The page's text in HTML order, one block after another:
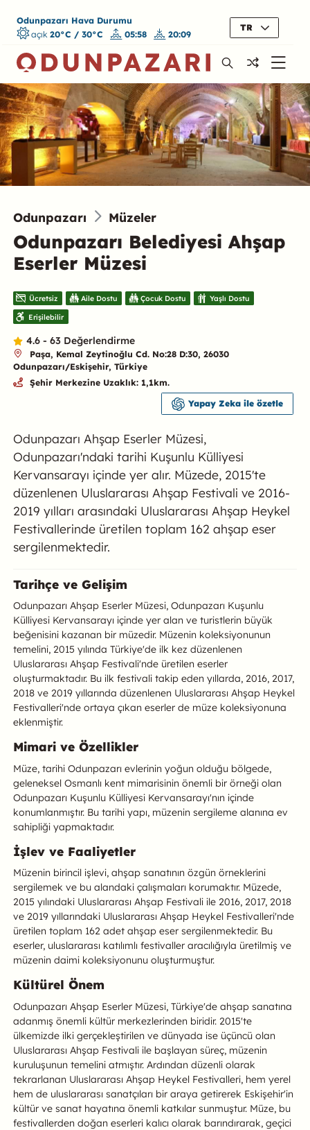
Odunpazarı Hava Durumu
açık 20°C / 30°C 05:58 20:09
TR
Odunpazarı Müzeler
Odunpazarı Belediyesi Ahşap
Eserler Müzesi
Odunpazarı Ahşap Eserler Müzesi,
Odunpazarı'ndaki tarihi Kuşunlu Külliyesi
Kervansarayı içinde yer alır. Müzede, 2015'te
düzenlenen Uluslararası Ahşap Festivali ve 2016-
2019 yılları arasındaki Uluslararası Ahşap Heykel
Festivallerinde üretilen toplam 162 ahşap eser
sergilenmektedir.
Ücretsiz Aile Dostu Çocuk Dostu
Yaşlı Dostu
Erişilebilir
4.6 - 63 Değerlendirme
Paşa, Kemal Zeytinoğlu Cd. No:28 D:30, 26030
Odunpazarı/Eskişehir, Türkiye
Şehir Merkezine Uzaklık: 1,1km.
Yapay Zeka ile özetle
Odunpazarı Belediyesi Ahşap
Tarihçe ve Gelişim
Odunpazarı Ahşap Eserler Müzesi, Odunpazarı Kuşunlu
Külliyesi Kervansarayı içinde yer alan ve turistlerin büyük
beğenisini kazanan bir müzedir. Müzenin koleksiyonunun
temelini, 2015 yılında Türkiye'de ilk kez düzenlenen
Uluslararası Ahşap Festivali'nde üretilen eserler
oluşturmaktadır. Bu ilk festivali takip eden yıllarda, 2016, 2017,
2018 ve 2019 yıllarında düzenlenen Uluslararası Ahşap Heykel
Festivalleri'nde ortaya çıkan eserler de müze koleksiyonuna
eklenmiştir.
Mimari ve Özellikler
Müze, tarihi Odunpazarı evlerinin yoğun olduğu bölgede,
geleneksel Osmanlı kent mimarisinin önemli bir örneği olan
Odunpazarı Kuşunlu Külliyesi Kervansarayı'nın içinde
konumlanmıştır. Bu tarihi yapı, müzenin sergileme alanına ev
sahipliği yapmaktadır.
İşlev ve Faaliyetler
Müzenin birincil işlevi, ahşap sanatının özgün örneklerini
sergilemek ve bu alandaki çalışmaları korumaktır. Müzede,
2015 yılındaki Uluslararası Ahşap Festivali ile 2016, 2017, 2018
ve 2019 yıllarındaki Uluslararası Ahşap Heykel Festivalleri'nde
üretilen toplam 162 adet ahşap eser sergilenmektedir. Bu
eserler, uluslararası katılımlı festivaller aracılığıyla üretilmiş ve
müzenin daimi koleksiyonunu oluşturmuştur.
Kültürel Önem
Odunpazarı Ahşap Eserler Müzesi, Türkiye'de ahşap sanatına
adanmış önemli kültür merkezlerinden biridir. 2015'te
ülkemizde ilki gerçekleştirilen ve dünyada ise üçüncü olan
Uluslararası Ahşap Festivali ile başlayan süreç, müzenin
kuruluşunun temelini atmıştır. Ardından düzenli olarak
tekrarlanan Uluslararası Ahşap Heykel Festivalleri, hem yerel
hem de uluslararası sanatçıları bir araya getirerek Eskişehir'in
kültür ve sanat hayatına önemli katkılar sunmuştur. Müze, bu
festivallerden doğan eserleri kalıcı olarak barındırarak, geçici